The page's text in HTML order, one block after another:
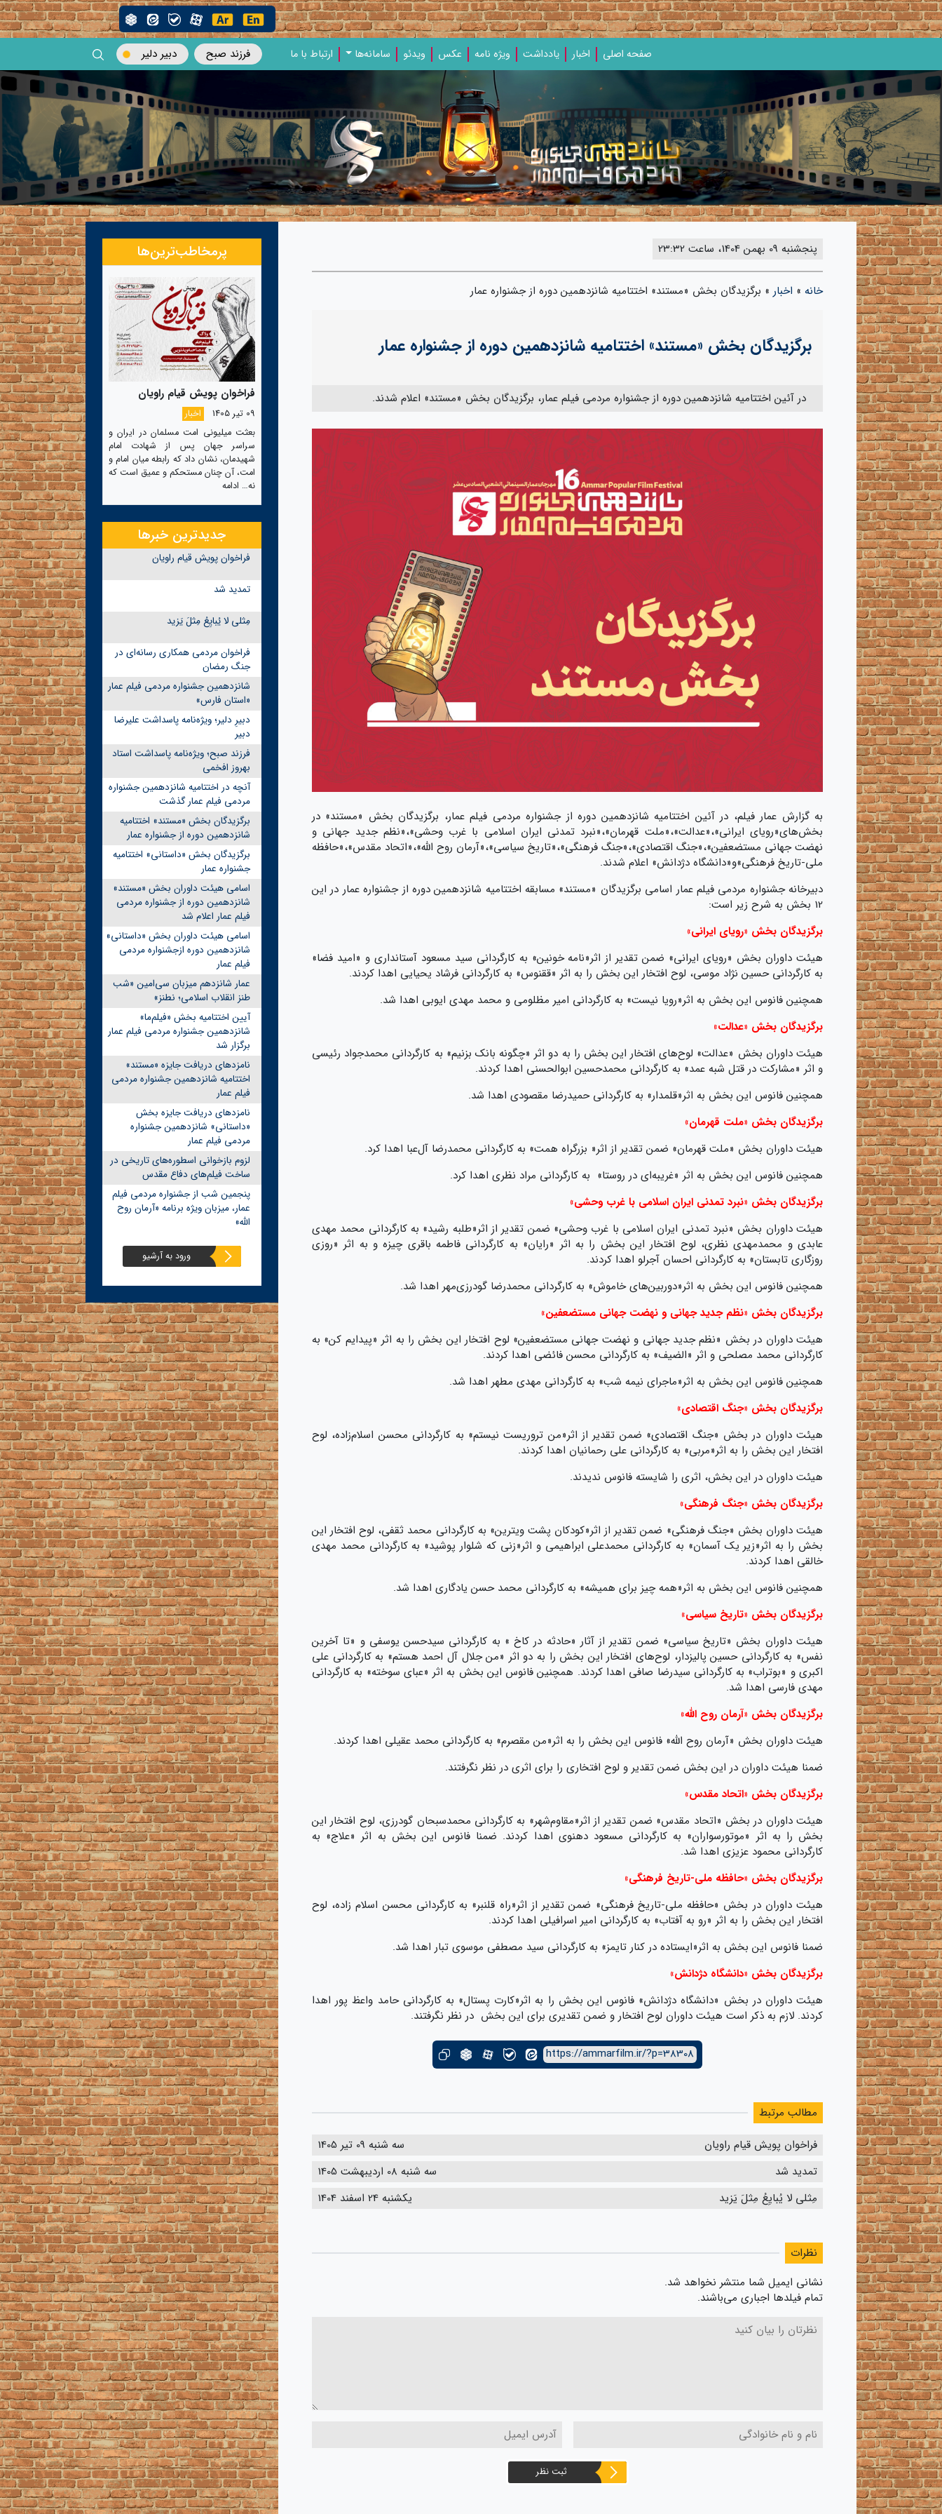
فرزند صبح دبیر دلیر صفحه اصلی اخبار یادداشت‌ ویژه‌ نامه‌ عکس ویدئو سامانه‌ها ارتباط با ما
پنجشنبه 09 بهمن 1404، ساعت 23:32
خانه » اخبار » برگزیدگان بخش «مستند» اختتامیه شانزدهمین دوره از جشنواره عمار
برگزیدگان بخش «مستند» اختتامیه شانزدهمین دوره از جشنواره عمار
در آئین اختتامیه شانزدهمین دوره از جشنواره مردمی فیلم عمار، برگزیدگان بخش «مستند» اعلام شدند.
به گزارش عمار فیلم، در آئین اختتامیه شانزدهمین دوره از جشنواره مردمی فیلم عمار، برگزیدگان بخش «مستند» در
بخش‌های«رویای ایرانی»،«عدالت»،«ملت قهرمان»،«نبرد تمدنی ایران اسلامی با غرب وحشی»،«نظم جدید جهانی و
نهضت جهانی مستضعفین»،«جنگ اقتصادی»،«جنگ فرهنگی»،«تاریخ سیاسی»،«آرمان روح الله»،«اتحاد مقدس»،«حافظه
ملی-تاریخ فرهنگی»و«دانشگاه دژدانش» اعلام شدند.
دبیرخانه جشنواره مردمی فیلم عمار اسامی برگزیدگان «مستند» مسابقه اختتامیه شانزدهمین دوره از جشنواره عمار در این
12 بخش به شرح زیر است:
برگزیدگان بخش «رویای ایرانی»
هیئت داوران بخش «رویای ایرانی» ضمن تقدیر از اثر«نامه خونین» به کارگردانی سید مسعود آستانداری و «امید فضا»
به کارگردانی حسین نژاد موسی، لوح افتخار این بخش را به اثر «ققنوس» به کارگردانی فرشاد یحیایی اهدا کردند.
همچنین فانوس این بخش به اثر«رویا نیست» به کارگردانی امیر مظلومی و محمد مهدی ایوبی اهدا شد.
برگزیدگان بخش «عدالت»
هیئت داوران بخش «عدالت» لوح‌های‌ افتخار این بخش را به دو اثر «چگونه بانک بزنیم» به کارگردانی محمدجواد رئیسی
و اثر «مشارکت در قتل شبه عمد» به کارگردانی محمدحسین ابوالحسنی اهدا کردند.
همچنین فانوس این بخش به اثر«قلمدار» به کارگردانی حمیدرضا مقصودی اهدا شد.
برگزیدگان بخش «ملت قهرمان»
هیئت داوران بخش «ملت قهرمان» ضمن تقدیر از اثر« بزرگراه همت» به کارگردانی محمدرضا آل‌عبا اهدا کرد.
همچنین فانوس این بخش به اثر «غریبه‌ای در روستا» به کارگردانی مراد نظری اهدا کرد.
برگزیدگان بخش «نبرد تمدنی ایران اسلامی با غرب وحشی»
هیئت داوران بخش «نبرد تمدنی ایران اسلامی با غرب وحشی» ضمن تقدیر از اثر«طلبه رشید» به کارگردانی محمد مهدی
عابدی و محمدمهدی نظری، لوح افتخار این بخش را به اثر «رایان» به کارگردانی فاطمه باقری چیزه و به اثر «روزی
روزگاری تابستان» به کارگردانی احسان آجرلو اهدا کردند.
همچنین فانوس این بخش به اثر«دوربین‌های خاموش» به کارگردانی محمدرضا گودرزی‌مهر اهدا شد.
برگزیدگان بخش «نظم جدید جهانی و نهضت جهانی مستضعفین»
هیئت داوران در بخش «نظم جدید جهانی و نهضت جهانی مستضعفین» لوح افتخار این بخش را به اثر «پیدایم کن» به
کارگردانی محمد مصلحی و اثر «الضیف» به کارگردانی محسن فائضی اهدا کردند.
همچنین فانوس این بخش به اثر«ماجرای نیمه شب» به کارگردانی مهدی مطهر اهدا شد.
برگزیدگان بخش «جنگ اقتصادی»
هیئت داوران در بخش «جنگ اقتصادی» ضمن تقدیر از اثر«من تروریست نیستم» به کارگردانی محسن اسلام‌زاده، لوح
افتخار این بخش را به اثر«مربی» به کارگردانی علی رحمانیان اهدا کردند.
هیئت داوران در این بخش، اثری را شایسته فانوس ندیدند.
برگزیدگان بخش «جنگ فرهنگی»
هیئت داوران بخش «جنگ فرهنگی» ضمن تقدیر از اثر«کودکان پشت ویترین» به کارگردانی محمد ثقفی، لوح افتخار این
بخش را به اثر«زیر یک آسمان» به کارگردانی محمدعلی ابراهیمی و اثر«زنی که شلوار پوشید» به کارگردانی محمد مهدی
خالقی اهدا کردند.
همچنین فانوس این بخش به اثر«همه چیز برای همیشه» به کارگردانی محمد حسن یادگاری اهدا شد.
برگزیدگان بخش «تاریخ سیاسی»
هیئت داوران بخش «تاریخ سیاسی» ضمن تقدیر از آثار «حادثه در کاخ » به کارگردانی سیدحسن یوسفی و «تا آخرین
نفس» به کارگردانی حسین پالیزدار، لوح‌های افتخار این بخش را به دو اثر «من جلال آل احمد هستم» به کارگردانی علی
اکبری و «بوتراب» به کارگردانی سیدرضا صافی اهدا کردند. همچنین فانوس این بخش به اثر «عبای سوخته» به کارگردانی
مهدی فارسی اهدا شد.
برگزیدگان بخش «آرمان روح الله»
هیئت داوران بخش «آرمان روح الله» فانوس این بخش را به اثر«من مقصرم» به کارگردانی محمد عقیلی اهدا کردند.
ضمنا هیئت داوران در این بخش ضمن تقدیر و لوح افتخاری را برای اثری در نظر نگرفتند.
برگزیدگان بخش «اتحاد مقدس»
هیئت داوران در بخش «اتحاد مقدس» ضمن تقدیر از اثر«مقاوم‌شهر» به کارگردانی محمدسبحان گودرزی، لوح افتخار این
بخش را به اثر «موتورسواران» به کارگردانی مسعود دهنوی اهدا کردند. ضمنا فانوس این بخش به اثر «علاج» به
کارگردانی محمود عزیزی اهدا شد.
برگزیدگان بخش «حافظه ملی-تاریخ فرهنگی»
هیئت داوران در بخش «حافظه ملی-تاریخ فرهنگی» ضمن تقدیر از اثر«راه قلنبر» به کارگردانی محسن اسلام زاده، لوح
افتخار این بخش را به اثر «رو به آفتاب» به کارگردانی امیر اسرافیلی اهدا کردند.
ضمنا فانوس این بخش به اثر«ایستاده در کنار تایمز» به کارگردانی سید مصطفی موسوی تبار اهدا شد.
برگزیدگان بخش «دانشگاه دژدانش»
هیئت داوران در بخش «دانشگاه دژدانش» فانوس این بخش را به اثر«کارت پستال» به کارگردانی حامد واعظ پور اهدا
کردند. لازم به ذکر است هیئت داوران لوح افتخار و ضمن تقدیری برای این بخش در نظر نگرفتند.
https://ammarfilm.ir/?p=38308
مطالب مرتبط
فراخوان پویش قیام راویان
سه شنبه 09 تیر 1405
تمدید شد
سه شنبه 08 اردیبهشت 1405
مِثلی لا یُبایِعُ مِثلَ یَزید
یکشنبه 24 اسفند 1404
نظرات
نشانی ایمیل شما منتشر نخواهد شد.
تمام فیلدها اجباری می‌باشند.
ثبت نظر
پرمخاطب‌ترین‌ها
فراخوان پویش قیام راویان
09 تیر 1405
اخبار
بعثت میلیونی امت مسلمان در ایران و
سراسر جهان پس از شهادت امام
شهیدمان، نشان داد که رابطه میان امام و
امت، آن چنان مستحکم و عمیق است که
نه… ادامه
جدیدترین خبرها
فراخوان پویش قیام راویان
تمدید شد
مِثلی لا یُبایِعُ مِثلَ یَزید
فراخوان مردمی همکاری رسانه‌ای در
جنگ رمضان
شانزدهمین جشنواره مردمی فیلم عمار
«استان فارس»
دبیرِ دلیر؛ ویژه‌نامه پاسداشت علیرضا
دبیر
فرزند صبح؛ ویژه‌نامه پاسداشت استاد
بهروز افخمی
آنچه در اختتامیه شانزدهمین جشنواره
مردمی فیلم عمار گذشت
برگزیدگان بخش «مستند» اختتامیه
شانزدهمین دوره از جشنواره عمار
برگزیدگان بخش «داستانی» اختتامیه
جشنواره عمار
اسامی هیئت داوران بخش «مستند»
شانزدهمین دوره از جشنواره مردمی
فیلم عمار اعلام شد
اسامی هیئت داوران بخش «داستانی»
شانزدهمین دوره ازجشنواره مردمی
فیلم عمار
عمار شانزدهم میزبان سی‌امین «شب
طنز انقلاب اسلامی؛ نطنز»
آیین اختتامیه بخش «فیلم‌ما»
شانزدهمین جشنواره مردمی فیلم عمار
برگزار شد
نامزدهای دریافت جایزه «مستند»
اختتامیه شانزدهمین جشنواره مردمی
فیلم عمار
نامزدهای دریافت جایزه بخش
«داستانی» شانزدهمین جشنواره
مردمی فیلم عمار
لزوم بازخوانی اسطوره‌های تاریخی در
ساخت فیلم‌های دفاع مقدس
پنجمین شب از جشنواره مردمی فیلم
عمار، میزبان ویژه برنامه «آرمان روح
الله»
ورود به آرشیو